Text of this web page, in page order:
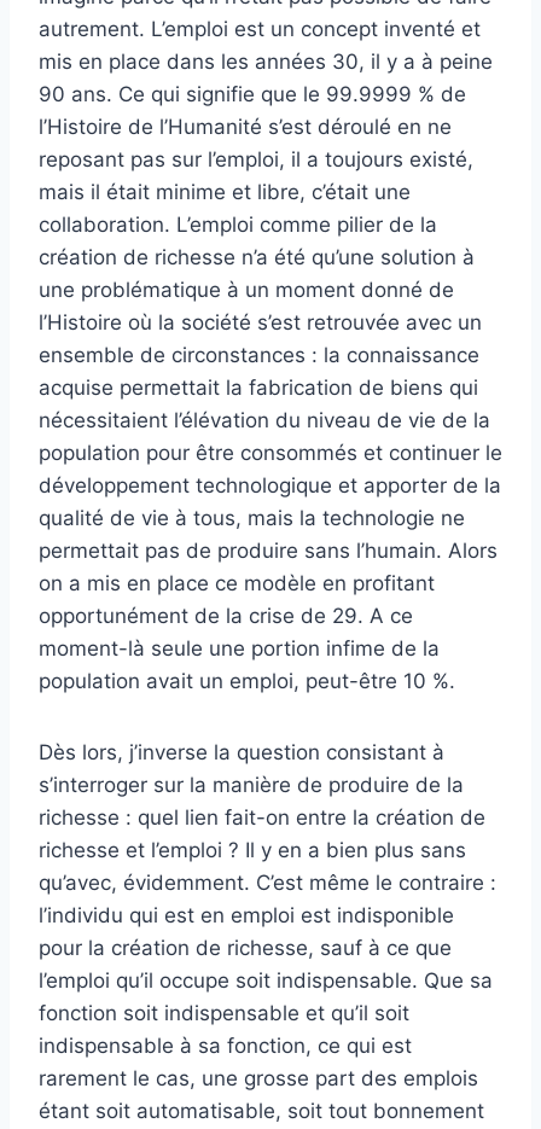
autrement. L’emploi est un concept inventé et
mis en place dans les années 30, il y a à peine
90 ans. Ce qui signifie que le 99.9999 % de
l’Histoire de l’Humanité s’est déroulé en ne
reposant pas sur l’emploi, il a toujours existé,
mais il était minime et libre, c’était une
collaboration. L’emploi comme pilier de la
création de richesse n’a été qu’une solution à
une problématique à un moment donné de
l’Histoire où la société s’est retrouvée avec un
ensemble de circonstances : la connaissance
acquise permettait la fabrication de biens qui
nécessitaient l’élévation du niveau de vie de la
population pour être consommés et continuer le
développement technologique et apporter de la
qualité de vie à tous, mais la technologie ne
permettait pas de produire sans l’humain. Alors
on a mis en place ce modèle en profitant
opportunément de la crise de 29. A ce
moment-là seule une portion infime de la
population avait un emploi, peut-être 10 %.
Dès lors, j’inverse la question consistant à
s’interroger sur la manière de produire de la
richesse : quel lien fait-on entre la création de
richesse et l’emploi ? Il y en a bien plus sans
qu’avec, évidemment. C’est même le contraire :
l’individu qui est en emploi est indisponible
pour la création de richesse, sauf à ce que
l’emploi qu’il occupe soit indispensable. Que sa
fonction soit indispensable et qu’il soit
indispensable à sa fonction, ce qui est
rarement le cas, une grosse part des emplois
étant soit automatisable, soit tout bonnement